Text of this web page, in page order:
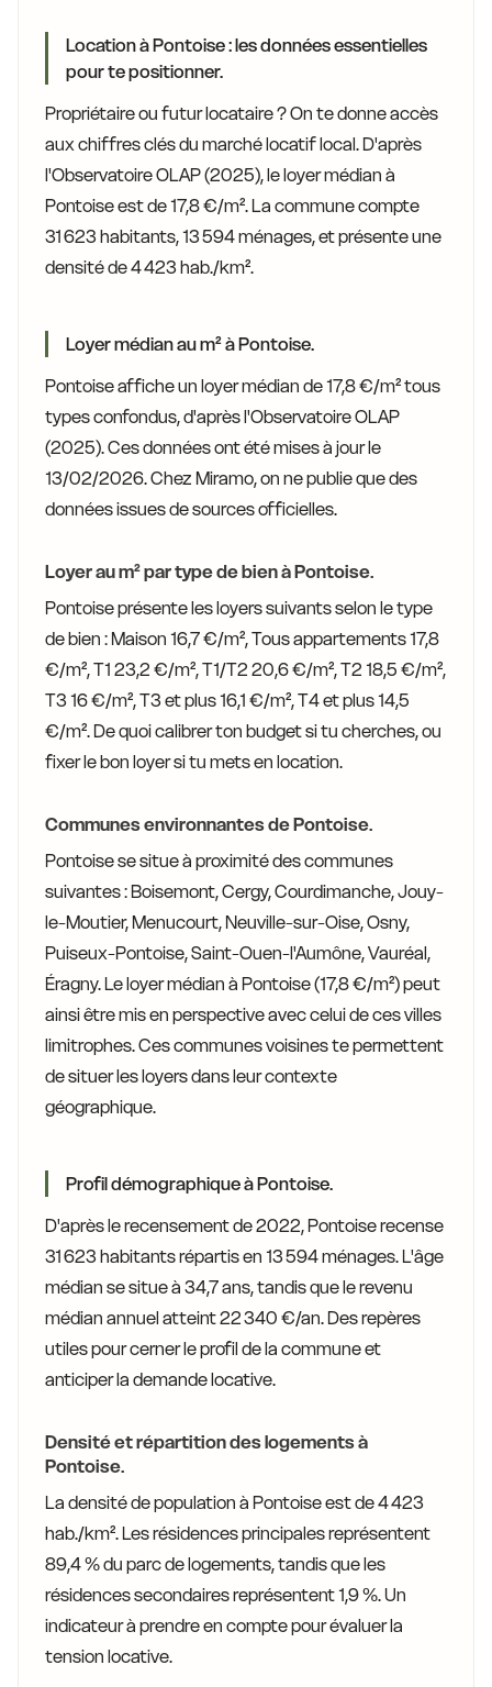
Location à Pontoise : les données essentielles
pour te positionner.
Propriétaire ou futur locataire ? On te donne accès
aux chiffres clés du marché locatif local. D'après
l'Observatoire OLAP (2025), le loyer médian à
Pontoise est de 17,8 €/m². La commune compte
31 623 habitants, 13 594 ménages, et présente une
densité de 4 423 hab./km².
Loyer médian au m² à Pontoise.
Pontoise affiche un loyer médian de 17,8 €/m² tous
types confondus, d'après l'Observatoire OLAP
(2025). Ces données ont été mises à jour le
13/02/2026. Chez Miramo, on ne publie que des
données issues de sources officielles.
Loyer au m² par type de bien à Pontoise.
Pontoise présente les loyers suivants selon le type
de bien : Maison 16,7 €/m², Tous appartements 17,8
€/m², T1 23,2 €/m², T1/T2 20,6 €/m², T2 18,5 €/m²,
T3 16 €/m², T3 et plus 16,1 €/m², T4 et plus 14,5
€/m². De quoi calibrer ton budget si tu cherches, ou
fixer le bon loyer si tu mets en location.
Communes environnantes de Pontoise.
Pontoise se situe à proximité des communes
suivantes : Boisemont, Cergy, Courdimanche, Jouy-
le-Moutier, Menucourt, Neuville-sur-Oise, Osny,
Puiseux-Pontoise, Saint-Ouen-l'Aumône, Vauréal,
Éragny. Le loyer médian à Pontoise (17,8 €/m²) peut
ainsi être mis en perspective avec celui de ces villes
limitrophes. Ces communes voisines te permettent
de situer les loyers dans leur contexte
géographique.
Profil démographique à Pontoise.
D'après le recensement de 2022, Pontoise recense
31 623 habitants répartis en 13 594 ménages. L'âge
médian se situe à 34,7 ans, tandis que le revenu
médian annuel atteint 22 340 €/an. Des repères
utiles pour cerner le profil de la commune et
anticiper la demande locative.
Densité et répartition des logements à
Pontoise.
La densité de population à Pontoise est de 4 423
hab./km². Les résidences principales représentent
89,4 % du parc de logements, tandis que les
résidences secondaires représentent 1,9 %. Un
indicateur à prendre en compte pour évaluer la
tension locative.